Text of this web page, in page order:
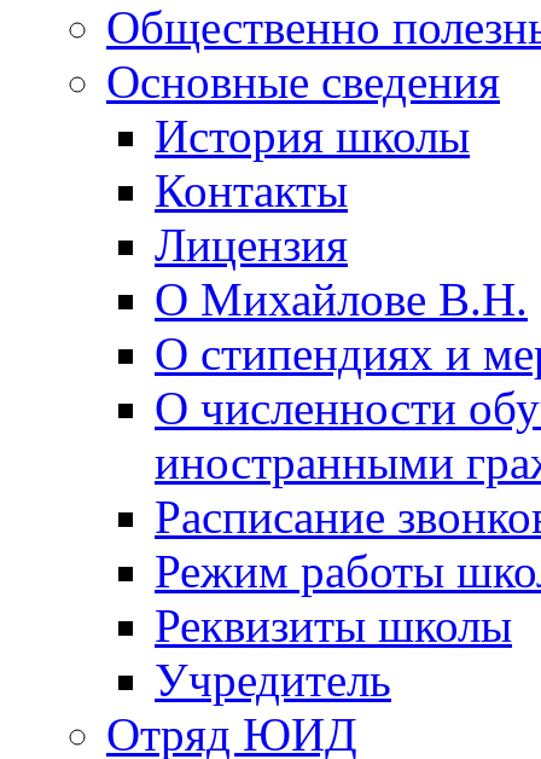
Общественно
Основные сведения
История школы
Контакты
Лицензия
О Михайлове В.Н.
О стипендиях и
О численности
иностранными
Расписание
Режим работы
Реквизиты школы
Учредитель
Отряд ЮИД